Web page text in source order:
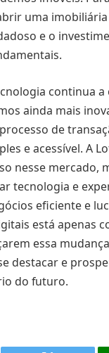
uma
e o
continua a
ainda mais
de
e acessível. A
nesse mercado,
tecnologia e
eficiente e
está apenas
essa
destacar e
do futuro.